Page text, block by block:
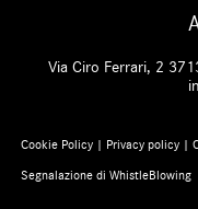
Via Ciro Ferrari, 2
Cookie Policy | Privacy policy|
Segnalazione di WhistleBlowing